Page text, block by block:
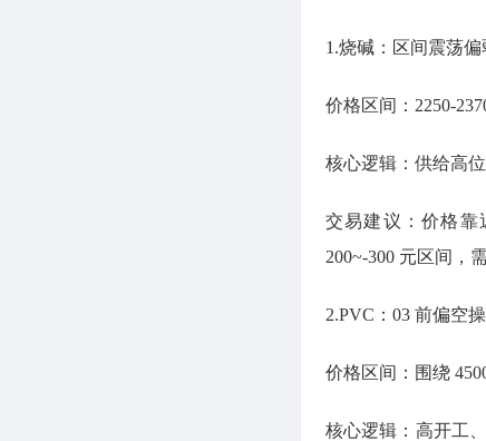
1.烧碱：区间震荡
价格区间：2250-
核心逻辑：供给高
交易建议：价格靠
200~-300 元区间，
2.PVC：03 前偏空
价格区间：围绕
核心逻辑：高开工